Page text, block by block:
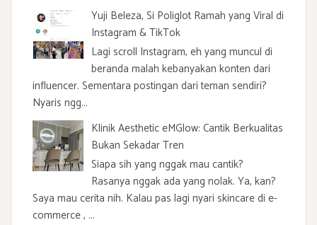
Yuji Beleza, Si Poliglot Ramah yang Viral di
Instagram & TikTok
Lagi scroll Instagram, eh yang muncul di
beranda malah kebanyakan konten dari
influencer. Sementara postingan dari teman sendiri?
Nyaris ngg...
Klinik Aesthetic eMGlow: Cantik Berkualitas
Bukan Sekadar Tren
Siapa sih yang nggak mau cantik?
Rasanya nggak ada yang nolak. Ya, kan?
Saya mau cerita nih. Kalau pas lagi nyari skincare di e-
commerce , ...